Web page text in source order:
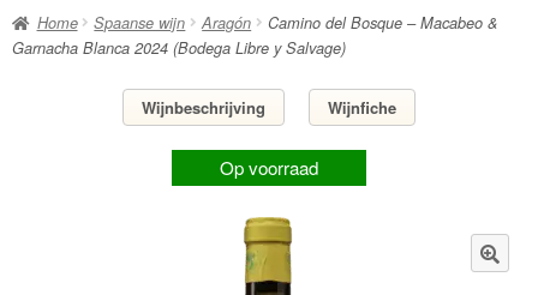
Alle Wijnen
Rode wijn
Witte wijn
Rosé wijn
Bubbels
Porto
Home Spaanse wijn Aragón
Camino del Bosque – Macabeo &
Garnacha Blanca 2024 (Bodega Libre y Salvage)
Wijnbeschrijving Wijnfiche
Op voorraad